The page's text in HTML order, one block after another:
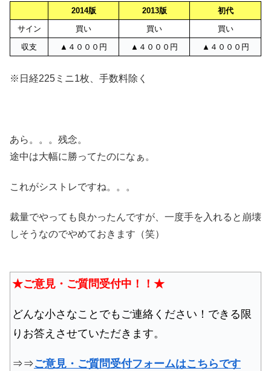
2014版 2013版
初代
サイン
買い 買い
買い
収支
▲４０００円 ▲４０００円 ▲４０００円
※日経225ミニ1枚、手数料除く
あら。。。残念。
途中は大幅に勝ってたのになぁ。
これがシストレですね。。。
裁量でやっても良かったんですが、一度手を入れると崩壊
しそうなのでやめておきます（笑）
★ご意見・ご質問受付中！！★
どんな小さなことでもご連絡ください！できる限
りお答えさせていただきます。
⇒⇒ご意見・ご質問受付フォームはこちらです